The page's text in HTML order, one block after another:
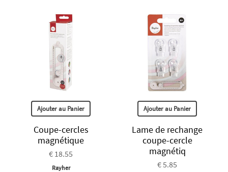
Ajouter au Panier
Coupe-cercles
magnétique
€ 18.55
Rayher
Ajouter au Panier
Lame de rechange
coupe-cercle
magnétiq
€ 5.85